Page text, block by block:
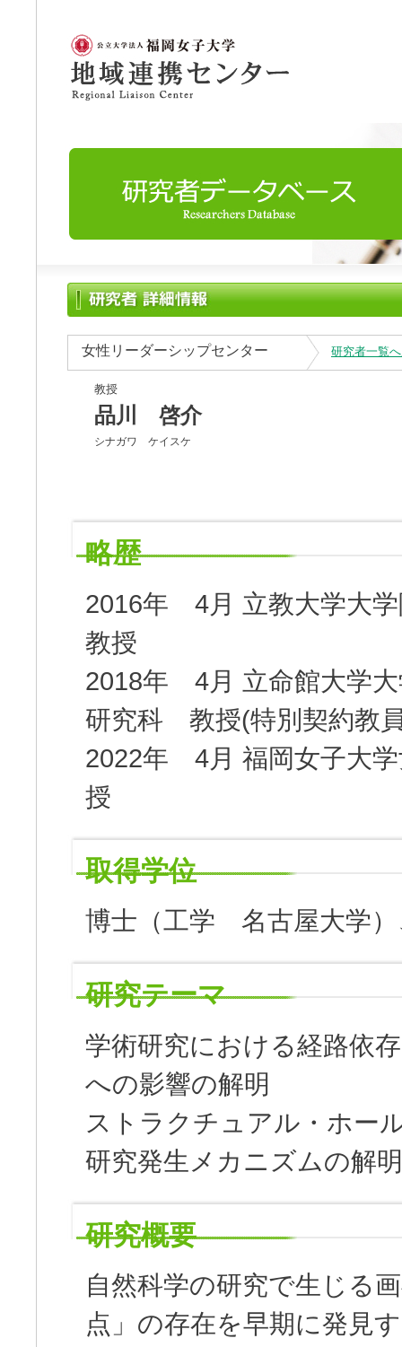
女性リーダーシップセンター 研究者一覧
教授
品川 啓介
シナガワ ケイスケ
略歴
2016年 4月 立教大学大
教授
2018年 4月 立命館大学
研究科 教授(特別契約教
2022年 4月 福岡女子大
授
取得学位
博士（工学 名古屋大学
研究テーマ
学術研究における経路依
への影響の解明
ストラクチュアル・ホー
研究発生メカニズムの解明
研究概要
自然科学の研究で生じる
点」の存在を早期に発見